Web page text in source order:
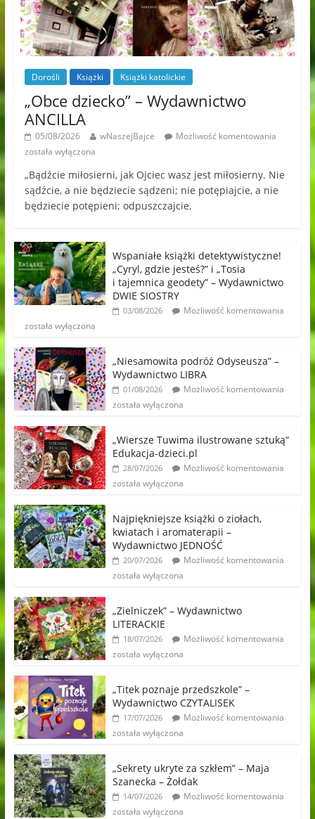
Dorośli Książki Książki katolickie
„Obce dziecko” – Wydawnictwo
ANCILLA
05/08/2026 wNaszejBajce
Możliwość komentowania
została wyłączona
„Bądźcie miłosierni, jak Ojciec wasz jest miłosierny. Nie
sądźcie, a nie będziecie sądzeni; nie potępiajcie, a nie
będziecie potępieni; odpuszczajcie,
Wspaniałe książki detektywistyczne!
„Cyryl, gdzie jesteś?” i „Tosia
i tajemnica geodety” – Wydawnictwo
DWIE SIOSTRY
03/08/2026
Możliwość komentowania
została wyłączona
„Niesamowita podróż Odyseusza” –
Wydawnictwo LIBRA
01/08/2026
Możliwość komentowania
została wyłączona
„Wiersze Tuwima ilustrowane sztuką”
Edukacja-dzieci.pl
28/07/2026
Możliwość komentowania
została wyłączona
Najpiękniejsze książki o ziołach,
kwiatach i aromaterapii –
Wydawnictwo JEDNOŚĆ
20/07/2026
Możliwość komentowania
została wyłączona
„Zielniczek” – Wydawnictwo
LITERACKIE
18/07/2026
Możliwość komentowania
została wyłączona
„Titek poznaje przedszkole” –
Wydawnictwo CZYTALISEK
17/07/2026
Możliwość komentowania
została wyłączona
„Sekrety ukryte za szkłem” – Maja
Szanecka – Żołdak
14/07/2026
Możliwość komentowania
została wyłączona